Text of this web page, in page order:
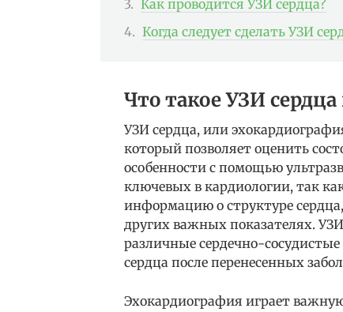
Как проводится УЗИ сердца?
Когда следует сделать УЗИ
Что такое УЗИ
УЗИ сердца, или
который позволяет оценить
особенности с помощью
ключевых в кардиологии, так
информацию о структуре
других важных показателях.
различные сердечно-
сердца после перенесенных
Эхокардиография играет